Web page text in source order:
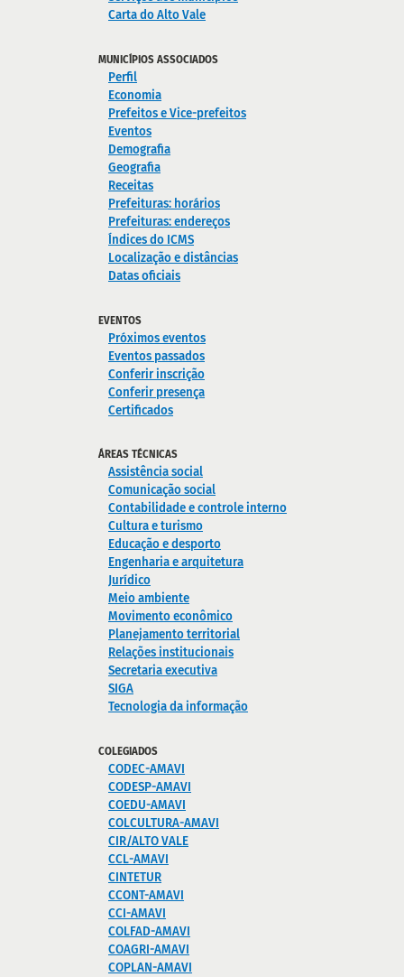
Carta do Alto Vale
MUNICÍPIOS ASSOCIADOS
Perfil
Economia
Prefeitos e Vice-prefeitos
Eventos
Demografia
Geografia
Receitas
Prefeituras: horários
Prefeituras: endereços
Índices do ICMS
Localização e distâncias
Datas oficiais
EVENTOS
Próximos eventos
Eventos passados
Conferir inscrição
Conferir presença
Certificados
ÁREAS TÉCNICAS
Assistência social
Comunicação social
Contabilidade e controle interno
Cultura e turismo
Educação e desporto
Engenharia e arquitetura
Jurídico
Meio ambiente
Movimento econômico
Planejamento territorial
Relações institucionais
Secretaria executiva
SIGA
Tecnologia da informação
COLEGIADOS
CODEC-AMAVI
CODESP-AMAVI
COEDU-AMAVI
COLCULTURA-AMAVI
CIR/ALTO VALE
CCL-AMAVI
CINTETUR
CCONT-AMAVI
CCI-AMAVI
COLFAD-AMAVI
COAGRI-AMAVI
COPLAN-AMAVI